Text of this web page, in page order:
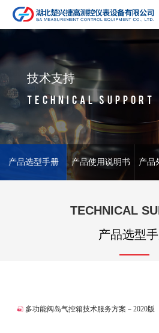
技术支持
TECHNICAL SUPPORT
产品选型手册 产品使用说明书 产品
TECHNICAL
产品选型
多功能阀岛气控箱技术服务方案－2020版